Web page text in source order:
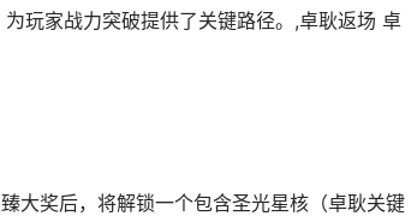
玩家战力突破提供了关键路径。,卓耿返场 卓
大奖后，将解锁一个包含圣光星核（卓耿关键